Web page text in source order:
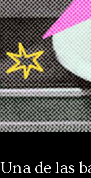
Una de las